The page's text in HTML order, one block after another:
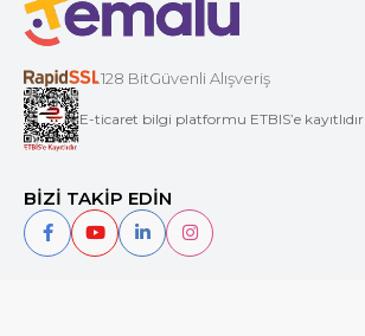
128 BitGüvenli Alışveriş
E-ticaret bilgi platformu ETBIS’e kayıtlıdır
BİZİ TAKİP EDİN